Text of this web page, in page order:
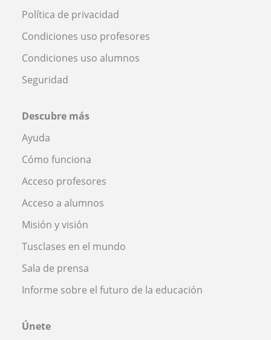
Política de privacidad
Condiciones uso profesores
Condiciones uso alumnos
Seguridad
Descubre más
Ayuda
Cómo funciona
Acceso profesores
Acceso a alumnos
Misión y visión
Tusclases en el mundo
Sala de prensa
Informe sobre el futuro de la educación
Únete